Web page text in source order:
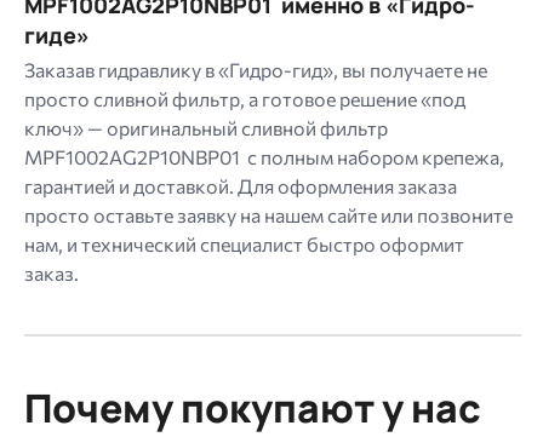
гиде»
Заказав гидравлику в «Гидро-гид», вы получаете не
просто сливной фильтр, а готовое решение «под
ключ» — оригинальный сливной фильтр
MPF1002AG2P10NBP01 с полным набором крепежа,
гарантией и доставкой. Для оформления заказа
просто оставьте заявку на нашем сайте или позвоните
нам, и технический специалист быстро оформит
заказ.
Почему покупают у нас